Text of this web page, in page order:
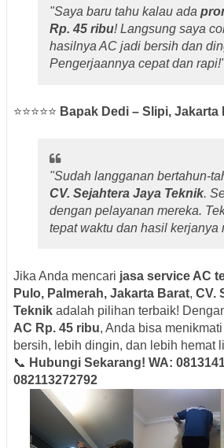
"Saya baru tahu kalau ada
Rp. 45 ribu! Langsung saya
hasilnya AC jadi bersih dan
Pengerjaannya cepat dan
⭐⭐⭐⭐⭐ Bapak Dedi – Slipi, Jakarta
"Sudah langganan bertahun-
CV. Sejahtera Jaya Teknik.
dengan pelayanan mereka.
tepat waktu dan hasil kerjanya
Jika Anda mencari jasa service AC
Pulo, Palmerah, Jakarta Barat, CV.
Teknik adalah pilihan terbaik!
AC Rp. 45 ribu, Anda bisa
bersih, lebih dingin, dan lebih hemat
📞 Hubungi Sekarang! WA:
082113272792